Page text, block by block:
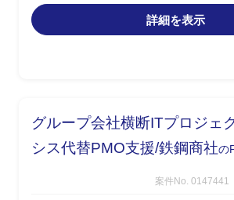
・将来SAP展開に向け
順位整理詳細を表示
グループ会社横断ITプロジェ
シス代替PMO支援/鉄鋼商社の
案件No. 0147441